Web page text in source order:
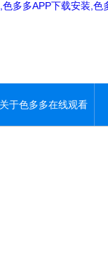
多多APP下载安装,色
关于色多多在线观看